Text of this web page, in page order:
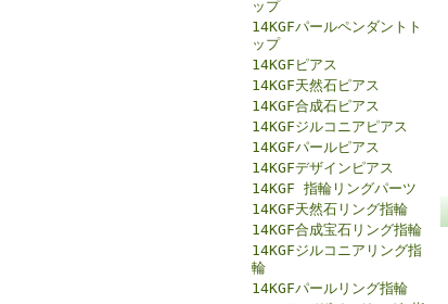
ップ
14KGFパールペンダントト
ップ
14KGFピアス
14KGF天然石ピアス
14KGF合成石ピアス
14KGFジルコニアピアス
14KGFパールピアス
14KGFデザインピアス
14KGF 指輪リングパーツ
14KGF天然石リング指輪
14KGF合成宝石リング指輪
14KGFジルコニアリング指
輪
14KGFパールリング指輪